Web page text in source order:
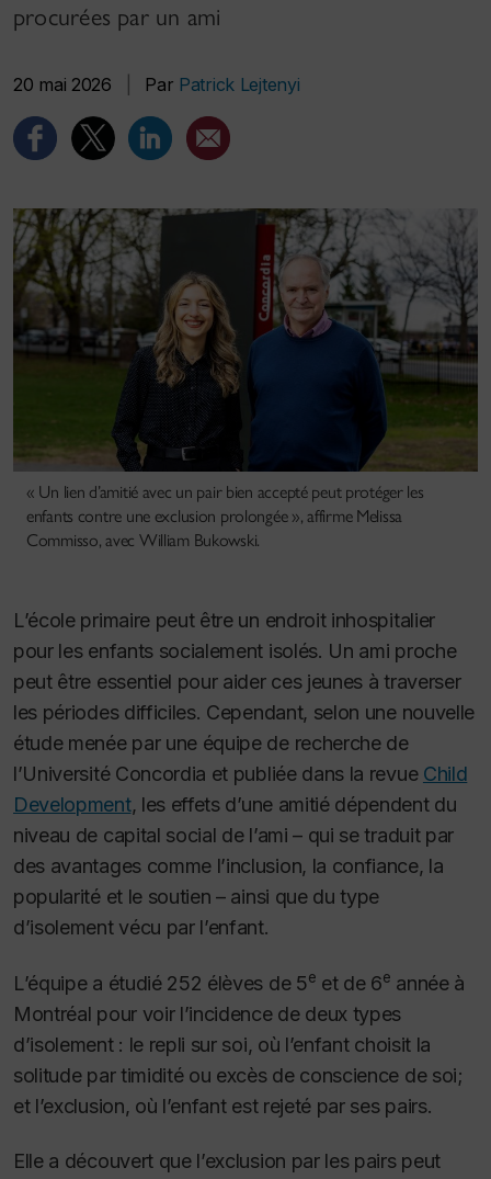
procurées par un ami
20 mai 2026 Par Patrick Lejtenyi
« Un lien d’amitié avec un pair bien accepté peut protéger les
enfants contre une exclusion prolongée », affirme Melissa
Commisso, avec William Bukowski.
L’école primaire peut être un endroit inhospitalier
pour les enfants socialement isolés. Un ami proche
peut être essentiel pour aider ces jeunes à traverser
les périodes difficiles. Cependant, selon une nouvelle
étude menée par une équipe de recherche de
l’Université Concordia et publiée dans la revue Child
Development, les effets d’une amitié dépendent du
niveau de capital social de l’ami – qui se traduit par
des avantages comme l’inclusion, la confiance, la
popularité et le soutien – ainsi que du type
d’isolement vécu par l’enfant.
L’équipe a étudié 252 élèves de 5e et de 6e année à
Montréal pour voir l’incidence de deux types
d’isolement : le repli sur soi, où l’enfant choisit la
solitude par timidité ou excès de conscience de soi;
et l’exclusion, où l’enfant est rejeté par ses pairs.
Elle a découvert que l’exclusion par les pairs peut